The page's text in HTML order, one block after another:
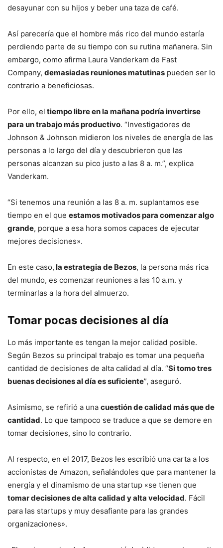
desayunar con su hijos y beber una taza de café.
Así parecería que el hombre más rico del mundo estaría
perdiendo parte de su tiempo con su rutina mañanera. Sin
embargo, como afirma Laura Vanderkam de Fast
Company, demasiadas reuniones matutinas pueden ser lo
contrario a beneficiosas.
Por ello, el tiempo libre en la mañana podría invertirse
para un trabajo más productivo. “Investigadores de
Johnson & Johnson midieron los niveles de energía de las
personas a lo largo del día y descubrieron que las
personas alcanzan su pico justo a las 8 a. m.”, explica
Vanderkam.
“Si tenemos una reunión a las 8 a. m. suplantamos ese
tiempo en el que estamos motivados para comenzar algo
grande, porque a esa hora somos capaces de ejecutar
mejores decisiones».
En este caso, la estrategia de Bezos, la persona más rica
del mundo, es comenzar reuniones a las 10 a.m. y
terminarlas a la hora del almuerzo.
Tomar pocas decisiones al día
Lo más importante es tengan la mejor calidad posible.
Según Bezos su principal trabajo es tomar una pequeña
cantidad de decisiones de alta calidad al día. “Si tomo tres
buenas decisiones al día es suficiente”, aseguró.
Asimismo, se refirió a una cuestión de calidad más que de
cantidad. Lo que tampoco se traduce a que se demore en
tomar decisiones, sino lo contrario.
Al respecto, en el 2017, Bezos les escribió una carta a los
accionistas de Amazon, señalándoles que para mantener la
energía y el dinamismo de una startup «se tienen que
tomar decisiones de alta calidad y alta velocidad. Fácil
para las startups y muy desafiante para las grandes
organizaciones».